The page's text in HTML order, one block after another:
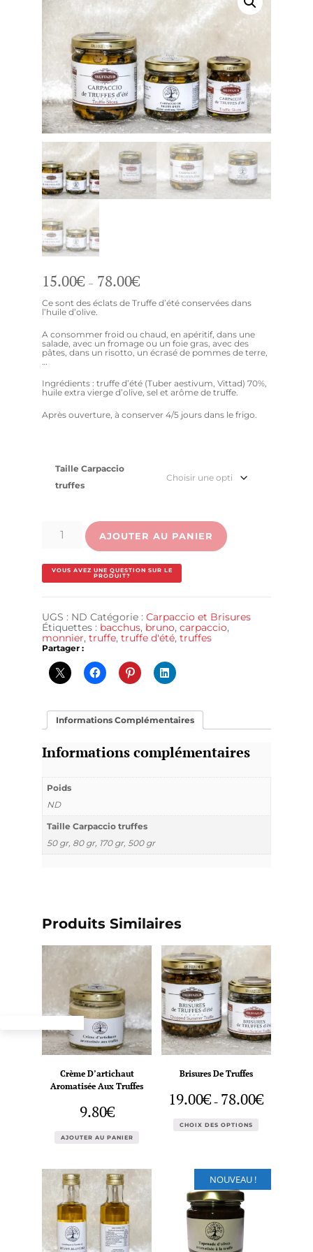
15.00€ – 78.00€Plage
de
15.00€
Ce sont des éclats de Truffe d’été conservées dans
l’huile d’olive.
A consommer froid ou chaud, en apéritif, dans une
salade, avec un fromage ou un foie gras, avec des
pâtes, dans un risotto, un écrasé de pommes de terre,
…
Ingrédients : truffe d’été (Tuber aestivum, Vittad) 70%,
huile extra vierge d’olive, sel et arôme de truffe.
Après ouverture, à conserver 4/5 jours dans le frigo.
Taille Carpaccio
truffes
Truffes
AJOUTER AU PANIER
UGS : ND Catégorie : Carpaccio et Brisures
Étiquettes : bacchus, bruno, carpaccio,
monnier, truffe, truffe d'été, truffes
Partager :
Informations Complémentaires
Informations complémentaires
Poids
ND
Taille Carpaccio truffes
50 gr, 80 gr, 170 gr, 500 gr
Produits Similaires
Crème D’artichaut
Aromatisée Aux Truffes
9.80€
AJOUTER AU PANIER
Brisures De Truffes
19.00€ – 78.00€Plage
de
CHOIX DES OPTIONS
options
être
NOUVEAU !